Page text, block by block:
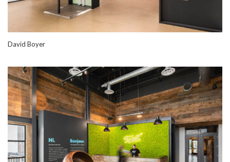
David Boyer